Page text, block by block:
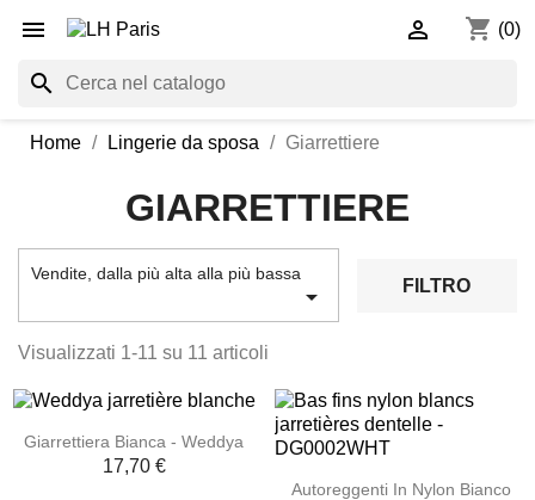
 shopping_cart (0)

search
Home Lingerie da sposa Giarrettiere
GIARRETTIERE
Vendite, dalla più alta alla più bassa
 FILTRO
Visualizzati 1-11 su 11 articoli
Giarrettiera Bianca - Weddya
17,70 €
Autoreggenti In Nylon Bianco